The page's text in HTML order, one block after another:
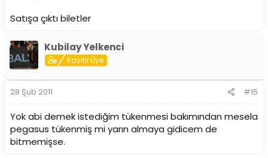
Satışa çıktı biletler
Kubilay Yelkenci
Kayıtlı Üye
28 Şub 2011 #15
Yok abi demek istediğim tükenmesi bakımından mesela
pegasus tükenmiş mi yarın almaya gidicem de
bitmemişse.